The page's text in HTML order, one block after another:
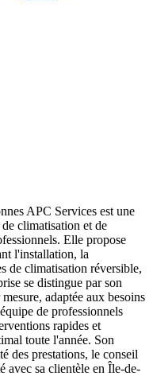
APC Services est une
climatisation et de
Elle propose
l'installation, la
de climatisation réversible,
se distingue par son
adaptée aux besoins
de professionnels
rapides et
toute l'année. Son
des prestations, le conseil
avec sa clientèle en Île-de-